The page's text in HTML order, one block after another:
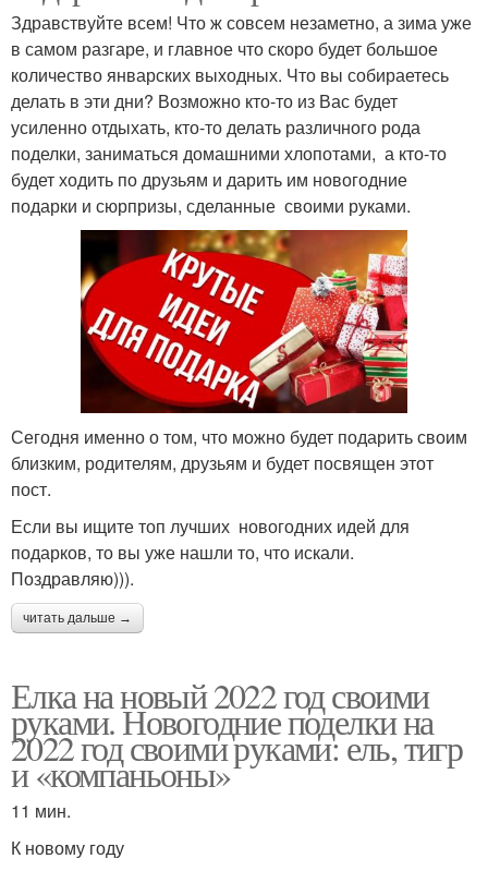
Здравствуйте всем! Что ж совсем незаметно, а зима уже
в самом разгаре, и главное что скоро будет большое
количество январских выходных. Что вы собираетесь
делать в эти дни? Возможно кто-то из Вас будет
усиленно отдыхать, кто-то делать различного рода
поделки, заниматься домашними хлопотами, а кто-то
будет ходить по друзьям и дарить им новогодние
подарки и сюрпризы, сделанные своими руками.
Сегодня именно о том, что можно будет подарить своим
близким, родителям, друзьям и будет посвящен этот
пост.
Если вы ищите топ лучших новогодних идей для
подарков, то вы уже нашли то, что искали.
Поздравляю))).
читать дальше →
Елка на новый 2022 год своими
руками. Новогодние поделки на
2022 год своими руками: ель, тигр
и «компаньоны»
11 мин.
К новому году